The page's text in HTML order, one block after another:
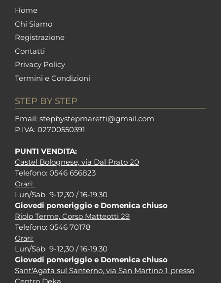
Home
Chi Siamo
Registrazione
Contatti
Privacy Policy
Termini e Condizioni
STEP BY STEP
Email: stepbystepmaretti@gmail.com
P.IVA: 02700550391
PUNTI VENDITA:
Castel Bolognese, via Dal Prato 20
Telefono: 0546 656823
Orari:
Lun/Sab 9-12,30 / 16-19,30
Giovedi pomeriggio e Domenica chiuso
Riolo Terme, Corso Matteotti 29
Telefono: 0546 70178
Orari:
Lun/Sab 9-12,30 / 16-19,30
Giovedi pomeriggio e Domenica chiuso
Sant'Agata sul Santerno, via San Martino 1, presso